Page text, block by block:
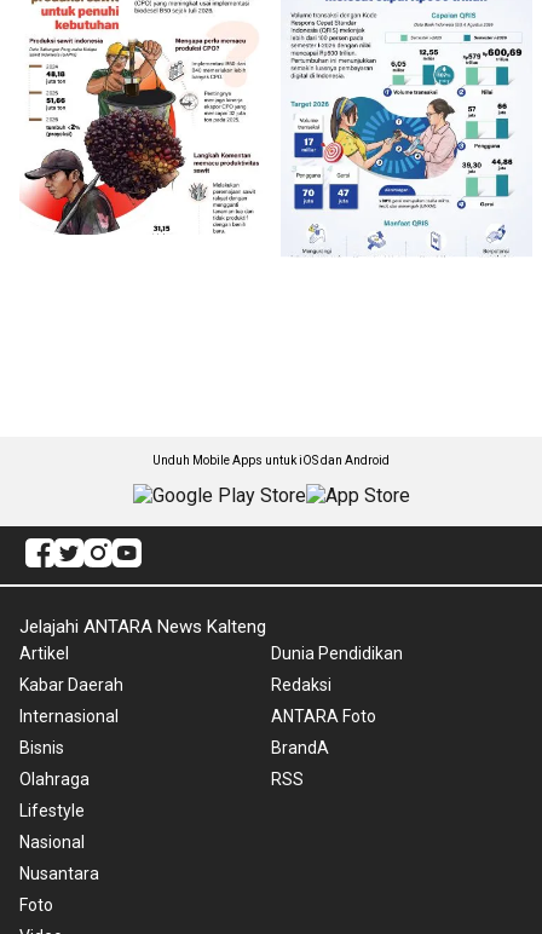
Unduh Mobile Apps untuk iOS dan Android
Jelajahi ANTARA News Kalteng
Artikel
Kabar Daerah
Internasional
Bisnis
Olahraga
Lifestyle
Nasional
Nusantara
Foto
Dunia Pendidikan
Redaksi
ANTARA Foto
BrandA
RSS